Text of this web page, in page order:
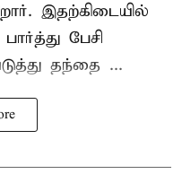
இதற்கிடையில்
பேசி
தந்தை ...